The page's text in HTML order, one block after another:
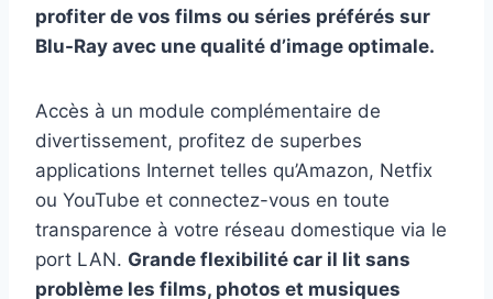
profiter de vos films ou séries préférés sur
Blu-Ray avec une qualité d’image optimale.
Accès à un module complémentaire de
divertissement, profitez de superbes
applications Internet telles qu’Amazon, Netfix
ou YouTube et connectez-vous en toute
transparence à votre réseau domestique via le
port LAN. Grande flexibilité car il lit sans
problème les films, photos et musiques